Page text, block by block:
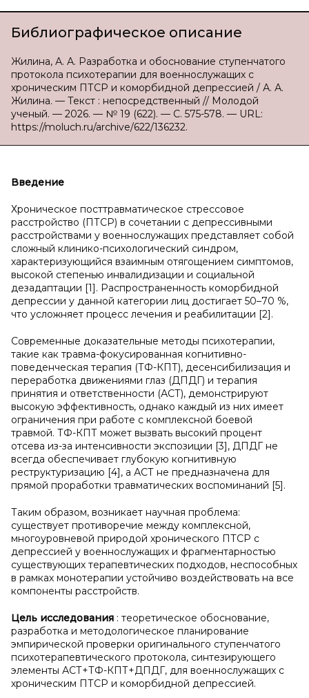
Библиографическое описание
Жилина, А. А. Разработка и обоснование ступенчатого
протокола психотерапии для военнослужащих с
хроническим ПТСР и коморбидной депрессией / А. А.
Жилина. — Текст : непосредственный // Молодой
ученый. — 2026. — № 19 (622). — С. 575-578. — URL:
https://moluch.ru/archive/622/136232.
Введение
Хроническое посттравматическое стрессовое
расстройство (ПТСР) в сочетании с депрессивными
расстройствами у военнослужащих представляет собой
сложный клинико-психологический синдром,
характеризующийся взаимным отягощением симптомов,
высокой степенью инвалидизации и социальной
дезадаптации [1]. Распространенность коморбидной
депрессии у данной категории лиц достигает 50–70 %,
что усложняет процесс лечения и реабилитации [2].
Современные доказательные методы психотерапии,
такие как травма-фокусированная когнитивно-
поведенческая терапия (ТФ-КПТ), десенсибилизация и
переработка движениями глаз (ДПДГ) и терапия
принятия и ответственности (АСТ), демонстрируют
высокую эффективность, однако каждый из них имеет
ограничения при работе с комплексной боевой
травмой. ТФ-КПТ может вызвать высокий процент
отсева из-за интенсивности экспозиции [3], ДПДГ не
всегда обеспечивает глубокую когнитивную
реструктуризацию [4], а АСТ не предназначена для
прямой проработки травматических воспоминаний [5].
Таким образом, возникает научная проблема:
существует противоречие между комплексной,
многоуровневой природой хронического ПТСР с
депрессией у военнослужащих и фрагментарностью
существующих терапевтических подходов, неспособных
в рамках монотерапии устойчиво воздействовать на все
компоненты расстройств.
Цель исследования : теоретическое обоснование,
разработка и методологическое планирование
эмпирической проверки оригинального ступенчатого
психотерапевтического протокола, синтезирующего
элементы АСТ+ТФ-КПТ+ДПДГ, для военнослужащих с
хроническим ПТСР и коморбидной депрессией.